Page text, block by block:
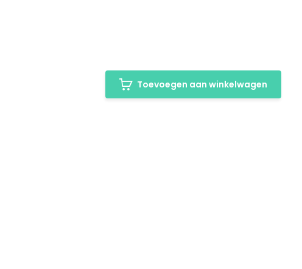
Toevoegen aan winkelwagen